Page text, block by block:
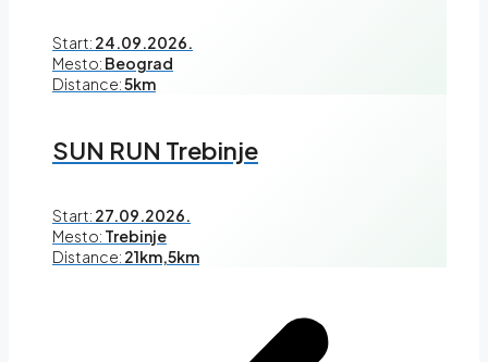
Start: 24.09.2026.
Mesto: Beograd
Distance:5km
SUN RUN Trebinje
Start: 27.09.2026.
Mesto: Trebinje
Distance: 21km,5km